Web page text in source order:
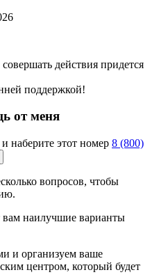
действия придется
поддержкой!
от меня
наберите этот номер 8 (800)
вопросов, чтобы
наилучшие варианты
и организуем ваше
центром, который будет